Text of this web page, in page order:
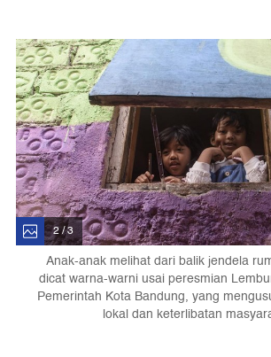
2 / 3
Anak-anak melihat dari balik jendela
dicat warna-warni usai peresmian
Pemerintah Kota Bandung, yang
lokal dan keterlibatan